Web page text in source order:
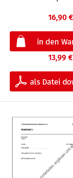
16,90 €
13,99 €